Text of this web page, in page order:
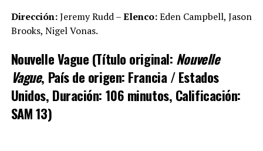
Dirección:Jeremy Rudd –Elenco:Eden Campbell, Jason
Brooks, Nigel Vonas.
Nouvelle Vague (Título original: Nouvelle
Vague, País de origen: Francia / Estados
Unidos, Duración: 106 minutos, Calificación:
SAM 13)